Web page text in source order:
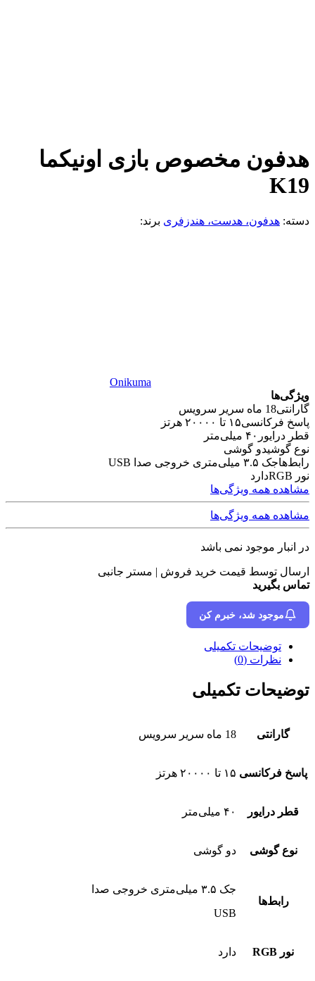
هدفون مخصوص بازی اونیکما
K19
دسته: هدفون، هدست، هندزفری برند:
Onikuma
ویژگی‌ها
گارانتی18 ماه سریر سرویس
پاسخ فرکانسی۱۵ تا ۲۰۰۰۰ هرتز
قطر درایور ۴۰ میلی‌متر
نوع گوشیدو گوشی
رابط‌هاجک ۳.۵ میلی‌متری خروجی صدا USB
نور RGB
دارد
مشاهده همه ویژگی‌ها
مشاهده همه ویژگی‌ها
در انبار موجود نمی باشد
ارسال توسط قیمت خرید فروش | مستر جانبی
تماس بگیرید
موجود شد، خبرم کن
توضیحات تکمیلی
نظرات (0)
توضیحات تکمیلی
گارانتی 18 ماه سریر سرویس
پاسخ فرکانسی ۱۵ تا ۲۰۰۰۰ هرتز
قطر درایور ۴۰ میلی‌متر
نوع گوشی دو گوشی
رابط‌ها
جک ۳.۵ میلی‌متری خروجی صدا
USB
نور RGB دارد